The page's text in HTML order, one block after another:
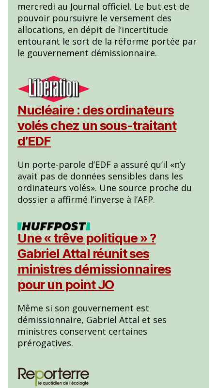
mercredi au Journal officiel. Le but est de
pouvoir poursuivre le versement des
allocations, en dépit de l’incertitude
entourant le sort de la réforme portée par
le gouvernement démissionnaire.
Nucléaire : des ordinateurs
volés chez un sous-traitant
d’EDF
Un porte-parole d’EDF a assuré qu’il «n’y
avait pas de données sensibles dans les
ordinateurs volés». Une source proche du
dossier a affirmé l’inverse à l’AFP.
Une « trêve politique » ?
Gabriel Attal réunit ses
ministres démissionnaires
pour un point JO
Même si son gouvernement est
démissionnaire, Gabriel Attal et ses
ministres conservent certaines
prérogatives.